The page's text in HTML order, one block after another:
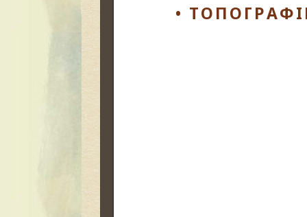
•